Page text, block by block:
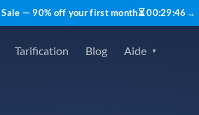
Sale — 90% off your first month⏳00:29:45 →
Tarification Blog Aide